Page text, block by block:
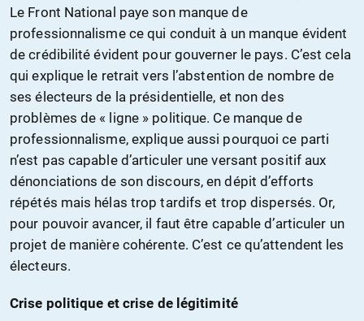
Le Front National paye son manque de
professionnalisme ce qui conduit à un manque évident
de crédibilité évident pour gouverner le pays. C’est cela
qui explique le retrait vers l’abstention de nombre de
ses électeurs de la présidentielle, et non des
problèmes de « ligne » politique. Ce manque de
professionnalisme, explique aussi pourquoi ce parti
n’est pas capable d’articuler une versant positif aux
dénonciations de son discours, en dépit d’efforts
répétés mais hélas trop tardifs et trop dispersés. Or,
pour pouvoir avancer, il faut être capable d’articuler un
projet de manière cohérente. C’est ce qu’attendent les
électeurs.
Crise politique et crise de légitimité